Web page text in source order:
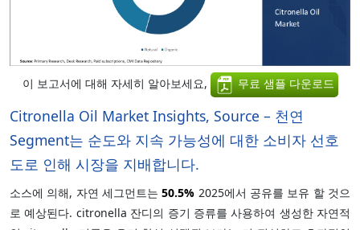
이 보고서에 대해 자세히 알아보세요, 무료 샘플 다운로드
Citronella Oil Market Insights, Source – 천연
Segment는 순도와 지속 가능성에 대한 소비자 선호
도로 인해 시장을 지배합니다.
소스에 의해, 자연 세그먼트는50.5% 2025에서 공유를 보유 할 것으
로 예상된다. citronella 잔디의 증기 증류를 사용하여 생성한 자연적